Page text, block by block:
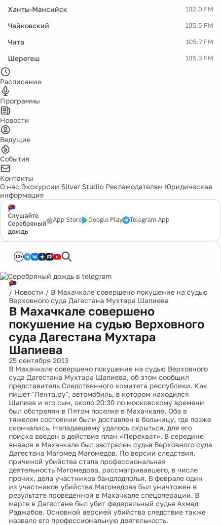
Ханты-Мансийск 102.0 FM
Чайковский 105.5 FM
Чита 105.7 FM
Шерегеш 105.3 FM
Расписание
Программы
Новости
Ведущие
События
Контакты
О нас Экскурсии Silver Studio Рекламодателям Юридическая
информация
Слушайте
Серебряный
дождь
App Store Google Play Telegram App
12+
/ Новости / В Махачкале совершено покушение на судью
Верховного суда Дагестана Мухтара Шапиева
В Махачкале совершено
покушение на судью Верховного
суда Дагестана Мухтара
Шапиева
25 сентября 2013
В Махачкале совершено покушение на судью Верховного
суда Дагестана Мухтара Шапиева, об этом сообщил
представитель Следственного комитета республики. Как
пишет "Лента.ру", автомобиль, в котором находился
Шапиев и его сын, около 20:30 по московскому времени
был обстрелян в Пятом поселке в Махачкале. Оба в
тяжелом состоянии были доставлен в больницу, где позже
скончались. Нападавшему удалось скрыться, для его
поиска введен в действие план «Перехват». В середине
января в Махачкале был застрелен судья Верховного суда
Дагестана Магомед Магомедов. По версии следствия,
причиной убийства стала профессиональная
деятельность Магомедова, рассматривавшего, в числе
прочих, дела участников бандподполья. В феврале один
из участников убийства Магомедова был уничтожен в
результате проведенной в Махачкале спецоперации. В
марте в Дагестане был убит федеральный судья Ахмед
Раджабов. Основной версией убийства следствие также
назвало его профессиональную деятельность.